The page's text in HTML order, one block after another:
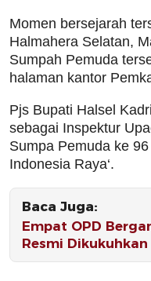
Momen bersejarah
Halmahera Selatan,
Sumpah Pemuda
halaman kantor
Pjs Bupati Halsel
sebagai Inspektur
Sumpa Pemuda ke
Indonesia Raya‘.
Baca Juga:
Empat OPD
Resmi Dikukuhkan